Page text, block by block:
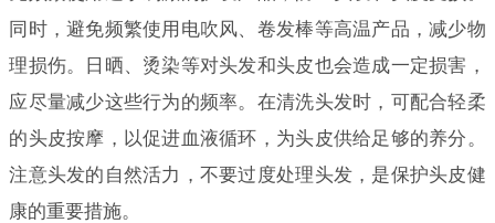
同时，避免频繁使用电吹风、卷发棒等高温产品，减少物
理损伤。日晒、烫染等对头发和头皮也会造成一定损害，
应尽量减少这些行为的频率。在清洗头发时，可配合轻柔
的头皮按摩，以促进血液循环，为头皮供给足够的养分。
注意头发的自然活力，不要过度处理头发，是保护头皮健
康的重要措施。